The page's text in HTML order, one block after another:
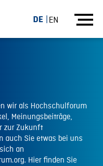
DE EN
wir als Hochschulforum
Meinungsbeiträge,
zur Zukunft
auch Sie etwas bei uns
an
Hier finden Sie